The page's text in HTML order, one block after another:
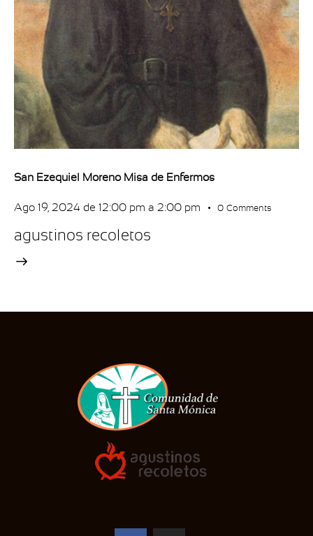
San Ezequiel Moreno Misa de Enfermos
Ago 19, 2024 de 12:00 pm a 2:00 pm 0 Comments
agustinos recoletos